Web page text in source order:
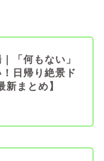
「何もない」
日帰り絶景ド
新まとめ】